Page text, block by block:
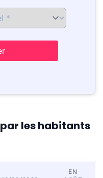
les habitants
EN